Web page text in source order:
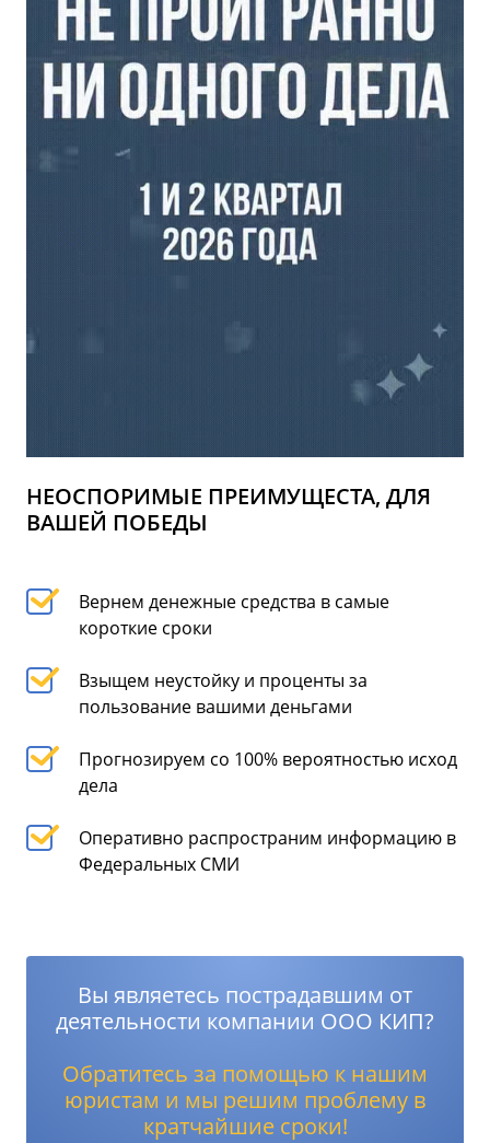
НЕОСПОРИМЫЕ ПРЕИМУЩЕСТА, ДЛЯ
ВАШЕЙ ПОБЕДЫ
Вернем денежные средства в самые
короткие сроки
Взыщем неустойку и проценты за
пользование вашими деньгами
Прогнозируем со 100% вероятностью исход
дела
Оперативно распространим информацию в
Федеральных СМИ
Вы являетесь пострадавшим от
деятельности компании ООО КИП?
Обратитесь за помощью к нашим
юристам и мы решим проблему в
кратчайшие сроки!